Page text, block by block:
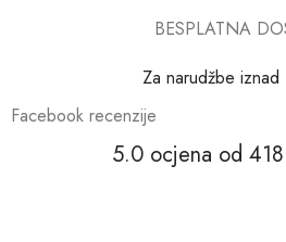
BESPLATNA
Za narudžbe iznad
Facebook recenzije
5.0 ocjena od